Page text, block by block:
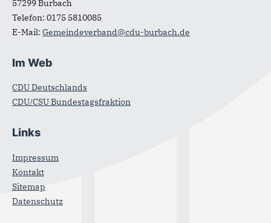
57299Burbach
Telefon: 0175 5810085
E-Mail: Gemeindeverband@cdu-burbach.de
Im Web
CDU Deutschlands
CDU/CSU Bundestagsfraktion
Links
Impressum
Kontakt
Sitemap
Datenschutz